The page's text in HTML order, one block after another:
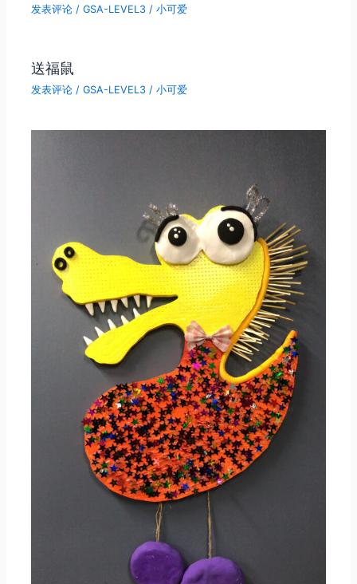
发表评论 /GSA-LEVEL3 /小可爱
送福鼠
发表评论 /GSA-LEVEL3 /小可爱